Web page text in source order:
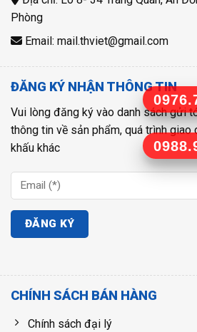
Phòng
Email: mail.thviet@gmail.com
CHÍNH SÁCH BÁN HÀNG
Chính sách đại lý
ĐĂNG KÝ NHẬN THÔNG TIN
Vui lòng đăng ký vào danh sách gửi
thông tin về sản phẩm, quá trình giao
khấu khác